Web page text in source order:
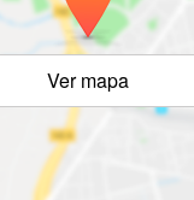
Ver mapa